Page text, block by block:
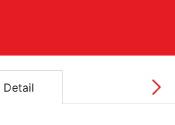
Detail